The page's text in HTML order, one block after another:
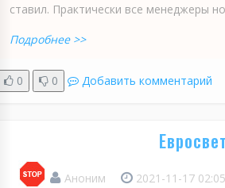
ставил. Практически все менеджеры
Подробнее >>
0 0 Добавить комментарий
Аноним 2021-11-17